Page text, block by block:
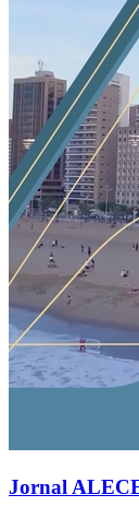
Jornal